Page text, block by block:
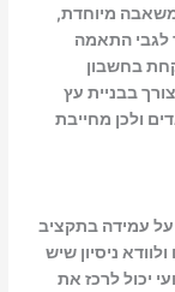
מיוחדת,
לגבי התאמה
בחשבון
בבניית עץ
ולכן מחייבת
על עמידה בתקציב
ניסיון שיש
יכול לרכז את